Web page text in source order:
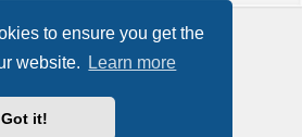
to ensure you get the
website.
Learn more
Got it!
® Forum Software © phpBB Limited
Hosting By RimuHosting
is located in London data center